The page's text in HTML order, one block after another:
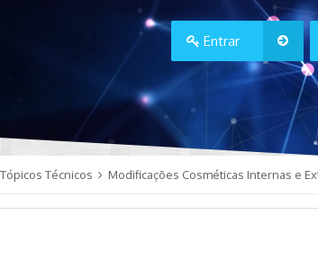
Entrar
Técnicos Modificações Cosméticas Internas e